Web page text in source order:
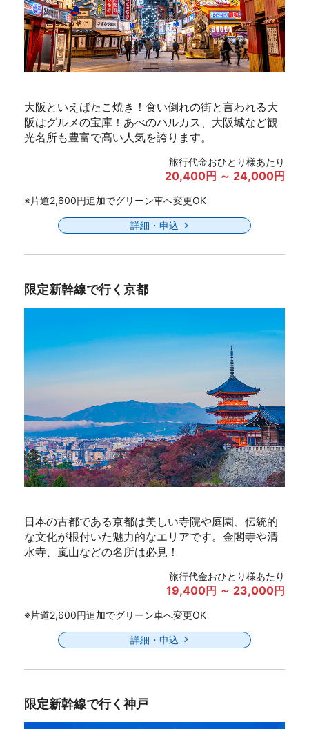
大阪といえばたこ焼き！食い倒れの街と言われる大
阪はグルメの宝庫！あべのハルカス、大阪城など観
光名所も豊富で高い人気を誇ります。
旅行代金おひとり様あたり
20,400円 ～ 24,000円
※片道2,600円追加でグリーン車へ変更OK
詳細・申込
限定新幹線で行く京都
日本の古都である京都は美しい寺院や庭園、伝統的
な文化が根付いた魅力的なエリアです。金閣寺や清
水寺、嵐山などの名所は必見！
旅行代金おひとり様あたり
19,400円 ～ 23,000円
※片道2,600円追加でグリーン車へ変更OK
詳細・申込
限定新幹線で行く神戸